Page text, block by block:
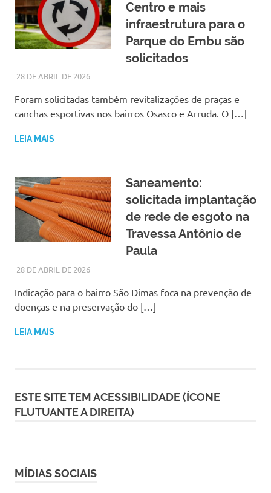
Centro e mais
infraestrutura para o
Parque do Embu são
solicitados
28 DE ABRIL DE 2026LARISSA TURKO
NOTÍCIAS
Foram solicitadas também revitalizações de praças e
canchas esportivas nos bairros Osasco e Arruda. O […]
LEIA MAIS
Saneamento:
solicitada implantação
de rede de esgoto na
Travessa Antônio de
Paula
28 DE ABRIL DE 2026LARISSA TURKO
NOTÍCIAS
Indicação para o bairro São Dimas foca na prevenção de
doenças e na preservação do […]
LEIA MAIS
ESTE SITE TEM ACESSIBILIDADE (ÍCONE
FLUTUANTE A DIREITA)
MÍDIAS SOCIAIS